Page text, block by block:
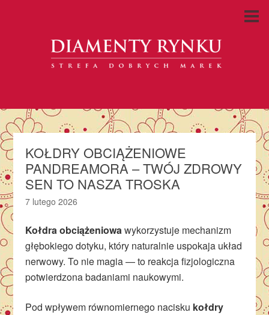
KOŁDRY OBCIĄŻENIOWE
PANDREAMORA – TWÓJ ZDROWY
SEN TO NASZA TROSKA
7 lutego 2026
Kołdra obciążeniowawykorzystuje mechanizm
głębokiego dotyku, który naturalnie uspokaja układ
nerwowy. To nie magia — to reakcja fizjologiczna
potwierdzona badaniami naukowymi.
Pod wpływem równomiernego nacisku kołdry